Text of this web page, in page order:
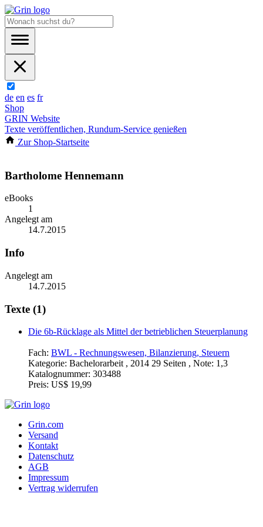
de en es fr
Shop
GRIN Website
Texte veröffentlichen, Rundum-Service genießen
Zur Shop-Startseite
Bartholome Hennemann
eBooks
1
Angelegt am
14.7.2015
Info
Angelegt am
14.7.2015
Texte (1)
Die 6b-Rücklage als Mittel der betrieblichen Steuerplanung
Fach: BWL - Rechnungswesen, Bilanzierung, Steuern
Kategorie: Bachelorarbeit , 2014 29 Seiten , Note: 1,3
Katalognummer: 303488
Preis: US$ 19,99
Grin.com
Versand
Kontakt
Datenschutz
AGB
Impressum
Vertrag widerrufen